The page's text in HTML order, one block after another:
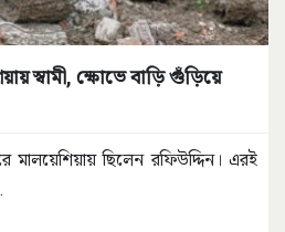
স্বামী, ক্ষোভে বাড়ি গুঁড়িয়ে
মালয়েশিয়ায় ছিলেন রফিউদ্দিন। এরই